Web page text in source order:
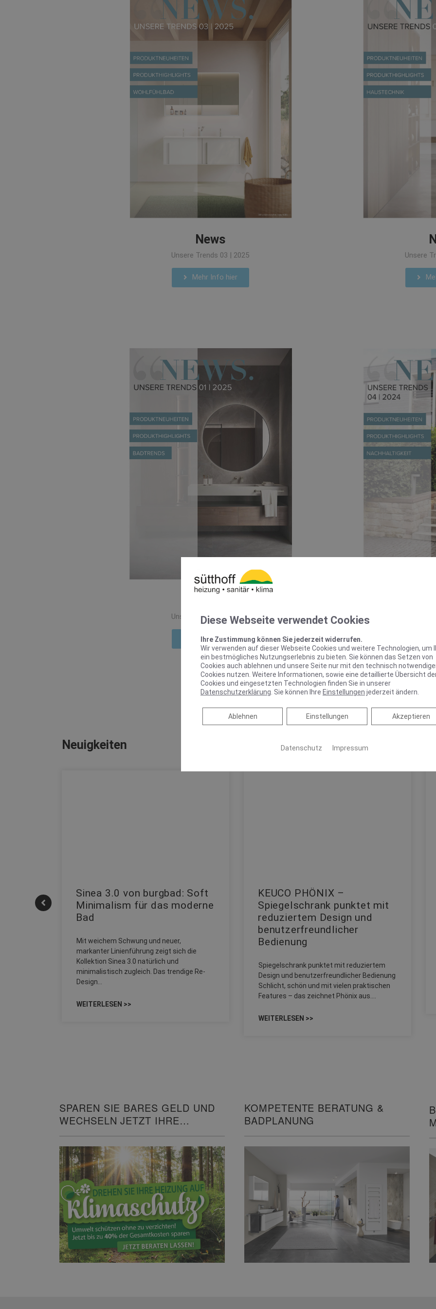
News
Unsere Trends 03 | 2025
Mehr Info hier
Unsere
Unsere Trends 01 | 2025
Mehr Info hier
Neuigkeiten
Sinea 3.0 von burgbad: Soft
Minimalism für das moderne
Bad
Mit weichem Schwung und neuer,
markanter Linienführung zeigt sich die
Kollektion Sinea 3.0 natürlich und
minimalistisch zugleich. Das trendige Re-
Design…
WEITERLESEN >>
KEUCO PHÖNIX –
Spiegelschrank punktet mit
reduziertem Design und
benutzerfreundlicher
Bedienung
Spiegelschrank punktet mit reduziertem
Design und benutzerfreundlicher Bedienung
Schlicht, schön und mit vielen praktischen
Features – das zeichnet Phönix aus.…
WEITERLESEN >>
SPAREN SIE BARES GELD UND
WECHSELN JETZT IHRE
KOMPETENTE BERATUNG &
BADPLANUNG
Diese Webseite verwendet Cookies
Ihre Zustimmung können Sie jederzeit widerrufen.
Wir verwenden auf dieser Webseite Cookies und weitere Technologien, um
ein bestmögliches Nutzungserlebnis zu bieten. Sie können das Setzen von
Cookies auch ablehnen und unsere Seite nur mit den technisch
Cookies nutzen. Weitere Informationen, sowie eine detaillierte Übersicht
Cookies und eingesetzten Technologien finden Sie in unserer
Datenschutzerklärung . Sie können Ihre Einstellungen jederzeit ändern.
Akzeptieren
Einstellungen
Ablehnen
Ablehnen
Datenschutz Impressum